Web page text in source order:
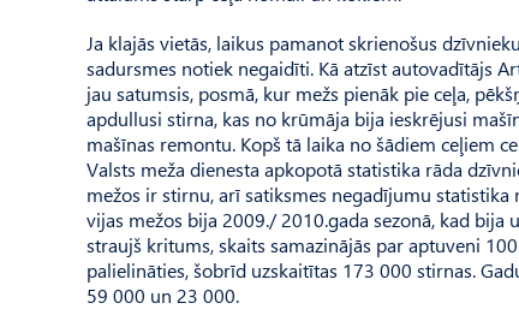
Ja klajās vietās, laikus pamanot skrienošus
sadursmes notiek negaidīti. Kā atzīst autovadītājs
jau satumsis, posmā, kur mežs pienāk pie ceļa,
apdullusi stirna, kas no krūmāja bija ieskrējusi
mašīnas remontu. Kopš tā laika no šādiem ceļiem
Valsts meža dienesta apkopotā statistika rāda
mežos ir stirnu, arī satiksmes negadījumu
vijas mežos bija 2009./ 2010.gada sezonā, kad bija
straujš kritums, skaits samazinājās par aptuveni
palielināties, šobrīd uzskaitītas 173 000 stirnas.
59 000 un 23 000.